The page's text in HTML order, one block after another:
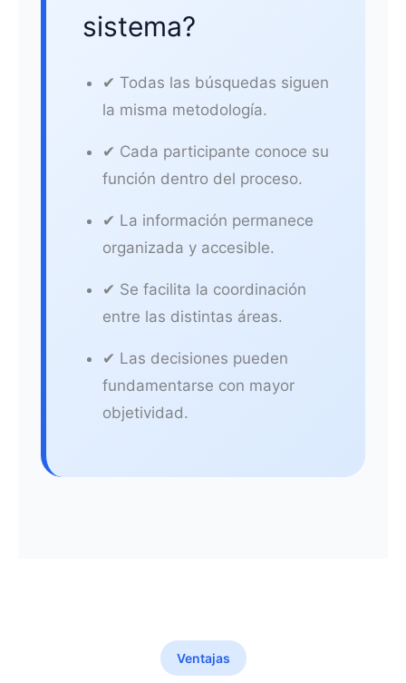
sistema?
✔ Todas las búsquedas siguen
la misma metodología.
✔ Cada participante conoce su
función dentro del proceso.
✔ La información permanece
organizada y accesible.
✔ Se facilita la coordinación
entre las distintas áreas.
✔ Las decisiones pueden
fundamentarse con mayor
objetividad.
Ventajas